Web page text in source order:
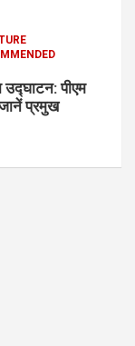
उद्घाटन: पीएम
प्रमुख